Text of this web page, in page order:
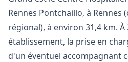
Rennes Pontchaillo, à Rennes
régional), à environ 31,4 km.
établissement, la prise en
d'un éventuel accompagnant